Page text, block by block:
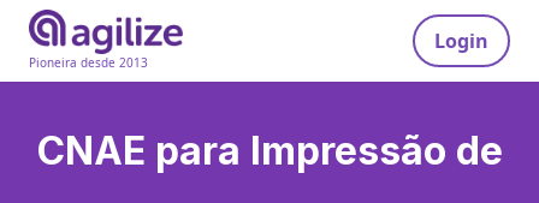
Pioneira desde 2013
Login
CNAE para Impressão de